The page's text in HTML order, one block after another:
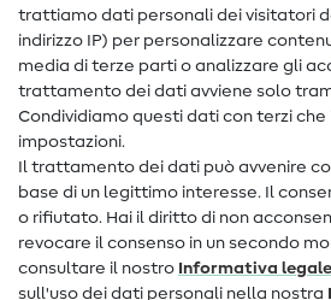
Assistenza e contatto
Contatto
Informazioni sul nuovo proprietario
FAQ
Diritto di recesso
Popolare
trattiamo dati personali dei visitatori
indirizzo IP) per personalizzare
media di terze parti o analizzare gli
trattamento dei dati avviene solo
Condividiamo questi dati con terzi che
impostazioni.
Il trattamento dei dati può avvenire
base di un legittimo interesse. Il
o rifiutato. Hai il diritto di non
revocare il consenso in un secondo
consultare il nostro Informativa legale
sull'uso dei dati personali nella nostra